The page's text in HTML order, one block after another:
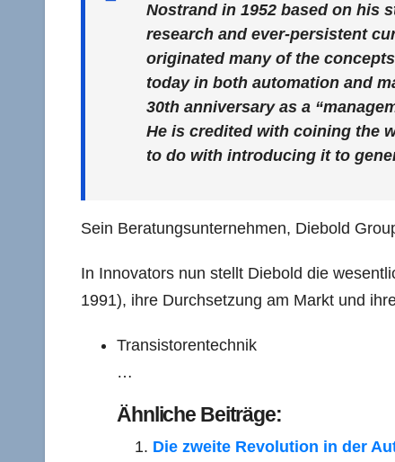
Nostrand in 1952 based on his
research and ever-persistent
originated many of the
today in both automation and
30th anniversary as a
He is credited with coining the
to do with introducing it to
Sein Beratungsunternehmen, Diebold
In Innovators nun stellt Diebold die
1991), ihre Durchsetzung am Markt und
Transistorentechnik
…
Ähnliche Beiträge:
Die zweite Revolution in der